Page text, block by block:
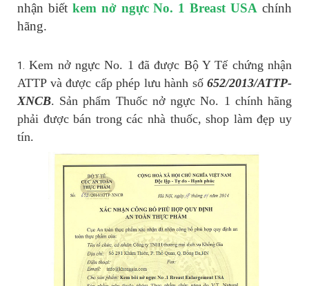
nhận biếtkem nở ngực No. 1 Breast USA chính
hãng.
1. Kem nở ngực No. 1 đã được Bộ Y Tế chứng nhận
ATTP và được cấp phép lưu hành số 652/2013/ATTP-
XNCB. Sản phẩm Thuốc nở ngực No. 1 chính hãng
phải được bán trong các nhà thuốc, shop làm đẹp uy
tín.